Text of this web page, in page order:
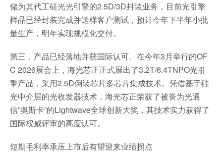
储为其代工硅光光引擎的2.5D/3D封装业务，目前光引擎
样品已经封装完成并送样客户测试，预计今年下半年小批
量生产，明年实现规模化交付。
第三，产品已经落地并获国际认可。在今年3月举行的OF
C 2026展会上，海光芯正正式展出了3.2T/6.4TNPO光引
擎产品，采用2.5D倒装芯片多芯片集成技术。凭借基于硅
光中介层的光收发器技术，海光芯正荣获了被誉为光通
信”奥斯卡”的Lightwave全球创新大奖，其技术实力获得了
国际权威评审的高度认可。
短期毛利率承压上市后有望迎来业绩拐点